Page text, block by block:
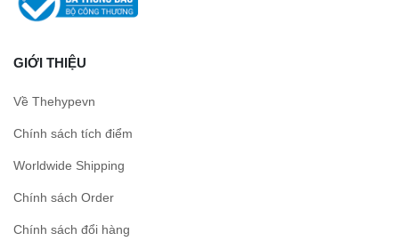
GIỚI THIỆU
Về Thehypevn
Chính sách tích điểm
Worldwide Shipping
Chính sách Order
Chính sách đổi hàng